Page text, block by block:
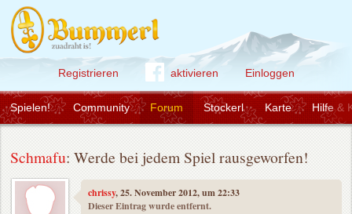
Registrieren aktivieren Einloggen
Community Forum Stockerl Karte Hilfe &
Spielen!
Schmafu: Werde bei jedem Spiel rausgeworfen!
chrissy, 25. November 2012, um 22:33
Dieser Eintrag wurde entfernt.